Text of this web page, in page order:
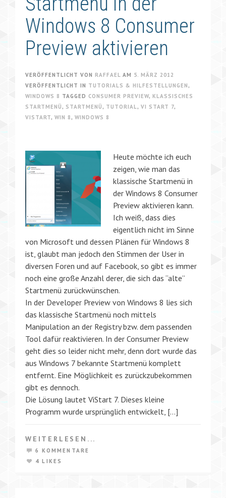
Windows 8 Consumer
Preview aktivieren
VERÖFFENTLICHT VON RAFFAEL AM 5. MÄRZ 2012
VERÖFFENTLICHT IN TUTORIALS & HILFESTELLUNGEN ,
WINDOWS 8 TAGGED CONSUMER PREVIEW, KLASSISCHES
STARTMENÜ , STARTMENÜ , TUTORIAL, VI START 7,
VISTART, WIN 8 , WINDOWS 8
Heute möchte ich euch
zeigen, wie man das
klassische Startmenü in
der Windows 8 Consumer
Preview aktivieren kann.
Ich weiß, dass dies
eigentlich nicht im Sinne
von Microsoft und dessen Plänen für Windows 8
ist, glaubt man jedoch den Stimmen der User in
diversen Foren und auf Facebook, so gibt es immer
noch eine große Anzahl derer, die sich das “alte”
Startmenü zurückwünschen.
In der Developer Preview von Windows 8 lies sich
das klassische Startmenü noch mittels
Manipulation an der Registry bzw. dem passenden
Tool dafür reaktivieren. In der Consumer Preview
geht dies so leider nicht mehr, denn dort wurde das
aus Windows 7 bekannte Startmenü komplett
entfernt. Eine Möglichkeit es zurückzubekommen
gibt es dennoch.
Die Lösung lautet ViStart 7. Dieses kleine
Programm wurde ursprünglich entwickelt, […]
WEITERLESEN...
6 KOMMENTARE
4 LIKES